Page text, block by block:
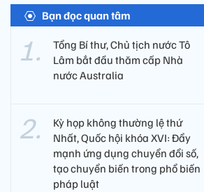
Bạn đọc quan tâm
Tổng Bí thư, Chủ tịch nước Tô
Lâm bắt đầu thăm cấp Nhà
nước Australia
Kỳ họp không thường lệ thứ
Nhất, Quốc hội khóa XVI: Đẩy
mạnh ứng dụng chuyển đổi số,
tạo chuyển biến trong phổ biến
pháp luật